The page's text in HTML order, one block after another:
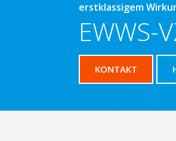
erstklassigem
EWWS-
KONTAKT